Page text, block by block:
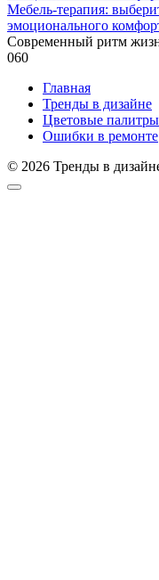
Мебель-терапия:
эмоционального
Современный ритм
060
Главная
Тренды в дизайне
Цветовые палитры
Ошибки в ремонте
© 2026 Тренды в